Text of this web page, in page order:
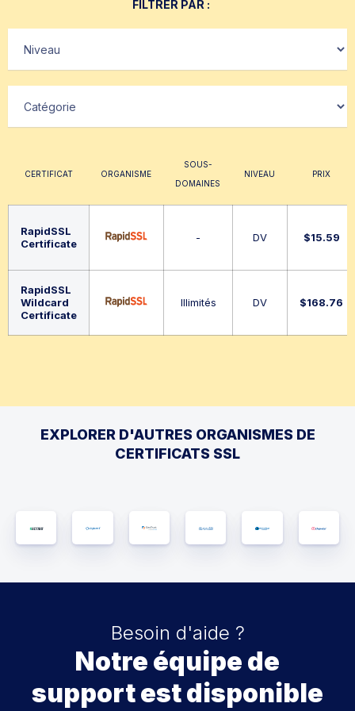
FILTRER PAR :
CERTIFICAT ORGANISME
SOUS-
DOMAINES
NIVEAU PRIX
RapidSSL
Certificate
- DV $15.59
RapidSSL
Wildcard
Certificate
Illimités DV $168.76
EXPLORER D'AUTRES ORGANISMES DE
CERTIFICATS SSL
Besoin d'aide ?
Notre équipe de
support est disponible